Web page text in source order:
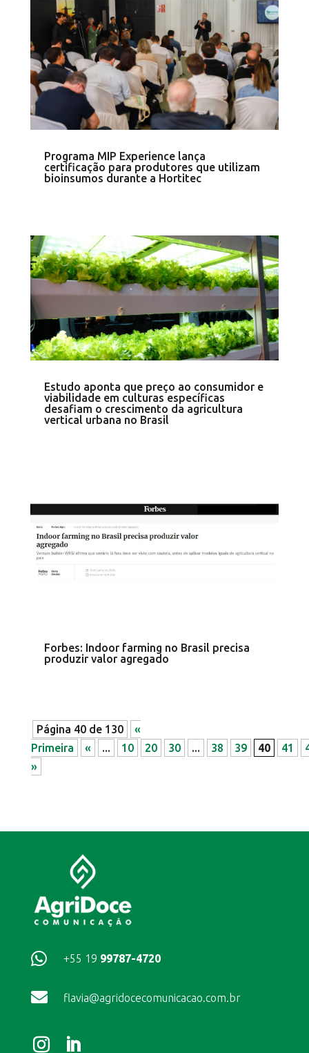
Programa MIP Experience lança
certificação para produtores que utilizam
bioinsumos durante a Hortitec
Estudo aponta que preço ao consumidor e
viabilidade em culturas específicas
desafiam o crescimento da agricultura
vertical urbana no Brasil
Forbes: Indoor farming no Brasil precisa
produzir valor agregado
Página 40 de 130
«
Primeira
« ... 10 20 30 ... 38 39 40 41
»
 +55 19 99787-4720
 flavia@agridocecomunicacao.com.br